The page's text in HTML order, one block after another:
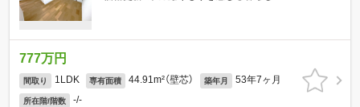
777万円
間取り 1LDK 専有面積 44.91m²（壁芯） 築年月 53年7ヶ月
所在階/階数 -/-